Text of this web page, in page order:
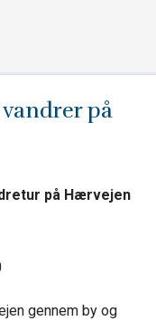
på
på Hærvejen
gennem by og